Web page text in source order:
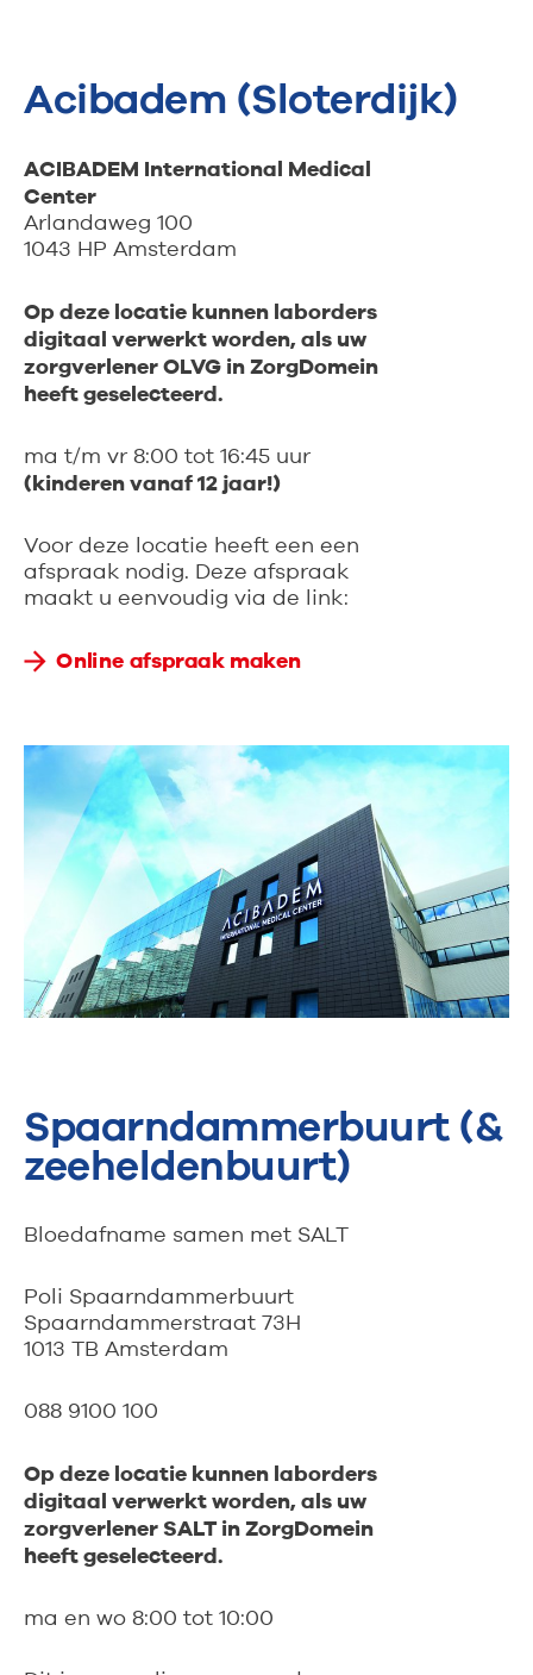
Acibadem (Sloterdijk)
ACIBADEM International Medical
Center
Arlandaweg 100
1043 HP Amsterdam
Op deze locatie kunnen laborders
digitaal verwerkt worden, als uw
zorgverlener OLVG in ZorgDomein
heeft geselecteerd.
ma t/m vr 8:00 tot 16:45 uur
(kinderen vanaf 12 jaar!)
Voor deze locatie heeft een een
afspraak nodig. Deze afspraak
maakt u eenvoudig via de link:
Online afspraak maken
Spaarndammerbuurt (&
zeeheldenbuurt)
Bloedafname samen met SALT
Poli Spaarndammerbuurt
Spaarndammerstraat 73H
1013 TB Amsterdam
088 9100 100
Op deze locatie kunnen laborders
digitaal verwerkt worden, als uw
zorgverlener SALT in ZorgDomein
heeft geselecteerd.
ma en wo 8:00 tot 10:00